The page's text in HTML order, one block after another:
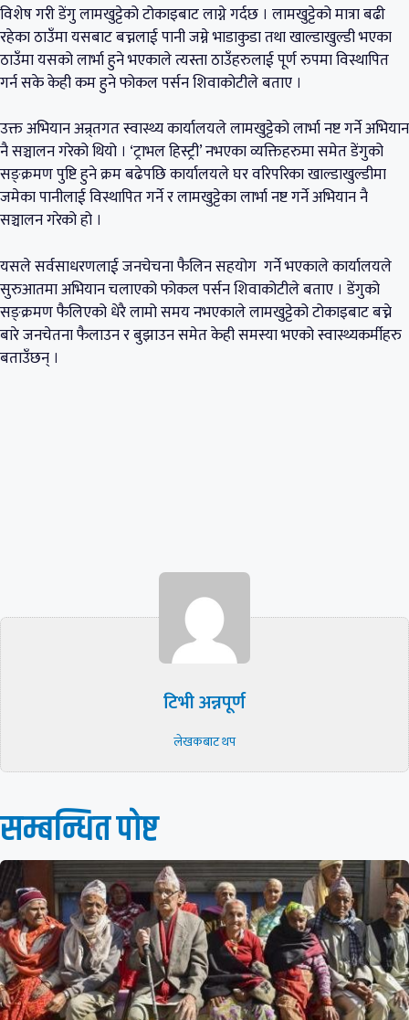
विशेष गरी डेंगु लामखुट्टेको टोकाइबाट लाग्ने गर्दछ । लामखुट्टेको मात्रा बढी
रहेका ठाउँमा यसबाट बच्नलाई पानी जम्ने भाडाकुडा तथा खाल्डाखुल्डी भएका
ठाउँमा यसको लार्भा हुने भएकाले त्यस्ता ठाउँहरुलाई पूर्ण रुपमा विस्थापित
गर्न सके केही कम हुने फोकल पर्सन शिवाकोटीले बताए ।
उक्त अभियान अन्र्तगत स्वास्थ्य कार्यालयले लामखुट्टेको लार्भा नष्ट गर्ने अभियान
नै सञ्चालन गरेको थियो । ‘ट्राभल हिस्ट्री’ नभएका व्यक्तिहरुमा समेत डेंगुको
सङ्क्रमण पुष्टि हुने क्रम बढेपछि कार्यालयले घर वरिपरिका खाल्डाखुल्डीमा
जमेका पानीलाई विस्थापित गर्ने र लामखुट्टेका लार्भा नष्ट गर्ने अभियान नै
सञ्चालन गरेको हो ।
यसले सर्वसाधरणलाई जनचेचना फैलिन सहयोग गर्ने भएकाले कार्यालयले
सुरुआतमा अभियान चलाएको फोकल पर्सन शिवाकोटीले बताए । डेंगुको
सङ्क्रमण फैलिएको धेरै लामो समय नभएकाले लामखुट्टेको टोकाइबाट बच्ने
बारे जनचेतना फैलाउन र बुझाउन समेत केही समस्या भएको स्वास्थ्यकर्मीहरु
बताउँछन् ।
टिभी अन्नपूर्ण
लेखकबाट थप
सम्बन्धित पाेष्ट